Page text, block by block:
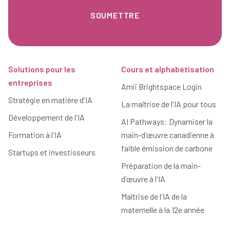
Solutions pour les
entreprises
Stratégie en matière d'IA
Développement de l'IA
Formation à l'IA
Startups et investisseurs
Cours et alphabétisation
Amii Brightspace Login
La maîtrise de l'IA pour tous
AI Pathways: Dynamiser la
main-d'œuvre canadienne à
faible émission de carbone
Préparation de la main-
d'œuvre à l'IA
Maîtrise de l'IA de la
maternelle à la 12e année